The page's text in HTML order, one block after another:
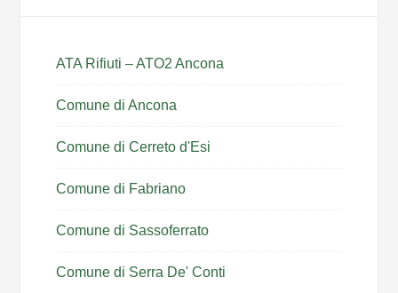
ATA Rifiuti – ATO2 Ancona
Comune di Ancona
Comune di Cerreto d'Esi
Comune di Fabriano
Comune di Sassoferrato
Comune di Serra De' Conti